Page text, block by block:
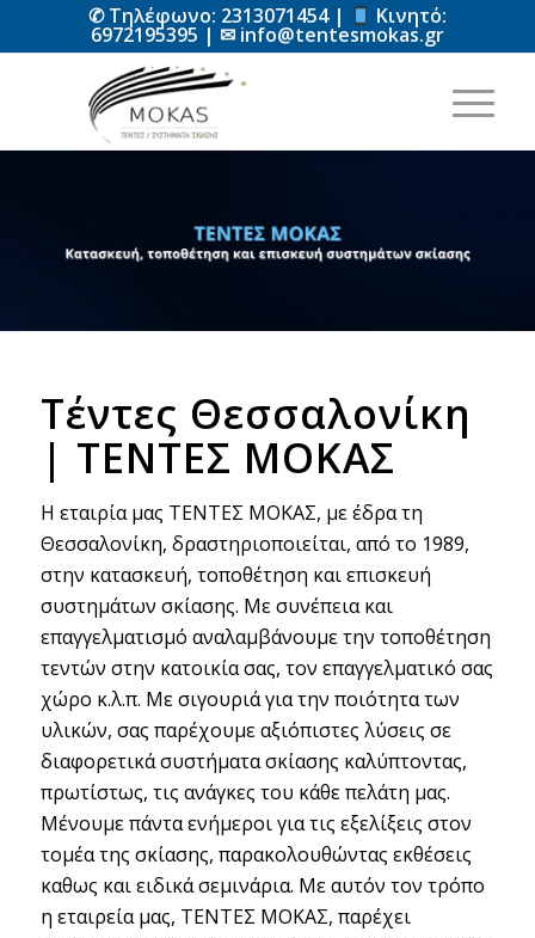
✆ Τηλέφωνο: 2313071454 | Κινητό:
6972195395 | ✉ info@tentesmokas.gr
Τέντες Θεσσαλονίκη
| ΤΕΝΤΕΣ ΜΟΚΑΣ
Η εταιρία μας ΤΕΝΤΕΣ ΜΟΚΑΣ, με έδρα τη
Θεσσαλονίκη, δραστηριοποιείται, από το 1989,
στην κατασκευή, τοποθέτηση και επισκευή
συστημάτων σκίασης. Με συνέπεια και
επαγγελματισμό αναλαμβάνουμε την τοποθέτηση
τεντών στην κατοικία σας, τον επαγγελματικό σας
χώρο κ.λ.π. Με σιγουριά για την ποιότητα των
υλικών, σας παρέχουμε αξιόπιστες λύσεις σε
διαφορετικά συστήματα σκίασης καλύπτοντας,
πρωτίστως, τις ανάγκες του κάθε πελάτη μας.
Μένουμε πάντα ενήμεροι για τις εξελίξεις στον
τομέα της σκίασης, παρακολουθώντας εκθέσεις
καθως και ειδικά σεμινάρια. Με αυτόν τον τρόπο
η εταιρεία μας, ΤΕΝΤΕΣ ΜΟΚΑΣ, παρέχει